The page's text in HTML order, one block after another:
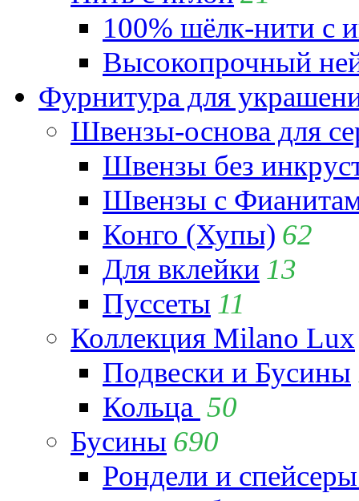
100% шёлк-нити с
Высокопрочный
Фурнитура для
Швензы-основа для
Швензы без
Швензы с
Конго (Хупы) 62
Для вклейки 13
Пуссеты 11
Коллекция Milano Lux
Подвески и Бусины
Кольца 50
Бусины 690
Рондели и